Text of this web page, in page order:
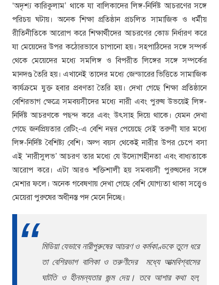
‘অদৃশ্য কারিকুলাম’ থাকে যা বালিকাদের লিঙ্গ-নির্দিষ্ট আচরণের সঙ্গে
পরিচয় ঘটায়। অনেক শিক্ষা প্রতিষ্ঠান প্রচলিত সামাজিক ও ধর্মীয়
রীতিনীতিকে আরোপ করে শিক্ষার্থীদের আচরণের কোড নির্ধারণ করে
যা মেয়েদের উপর কঠোরভাবে চাপানো হয়। সহপাঠিদের সঙ্গে সম্পর্ক
থেকে মেয়েদের মধ্যে সমলিঙ্গ ও বিপরীত লিঙ্গের সঙ্গে সম্পর্কের
মানদণ্ড তৈরি হয়। এখানেই তাদের মধ্যে জেন্ডারের ভিত্তিতে সামাজিক
কার্যক্রমে যুক্ত হবার প্রবণতা তৈরি হয়। দেখা গেছে শিক্ষা প্রতিষ্ঠানে
বেশিরভাগ ক্ষেত্রে সমবয়সীদের মধ্যে নারী এবং পুরুষ উভয়েই লিঙ্গ-
নির্দিষ্ট আচরণকে পছন্দ করে এবং উৎসাহ দিয়ে থাকে। যেমন দেখা
গেছে জনপ্রিয়তার রেটিং-এ বেশি নম্বর পেয়েছে সেই তরুণী যার মধ্যে
লিঙ্গ-নির্দিষ্ট বৈশিষ্ট্য বেশি। অল্প বয়স থেকেই নারীর উপর চেপে বসা
এই ‘নারীসুলভ’ আচরণ তার মধ্যে যে উদ্যোগহীনতা এবং বাধ্যতাকে
আরোপ করে। এটা আরও শক্তিশালী হয় সমবয়সী পুরুষদের সঙ্গে
মেশার ফলে। অনেক গবেষণায় দেখা গেছে বেশি যোগ্যতা থাকা সত্ত্বেও
মেয়েরা পুরুষের অধীনস্ত পদ মেনে নিচ্ছে।
মিডিয়া যেভাবে নারীপুরুষের আচরণ ও কর্মকাণ্ডকে তুলে ধরে
তা বেশিরভাগ বালিকা ও তরুণীদের মধ্যে আত্মবিশ্বাসের
ঘাটতি ও হীনমন্যতার জন্ম দেয়। তবে আশার কথা হল,